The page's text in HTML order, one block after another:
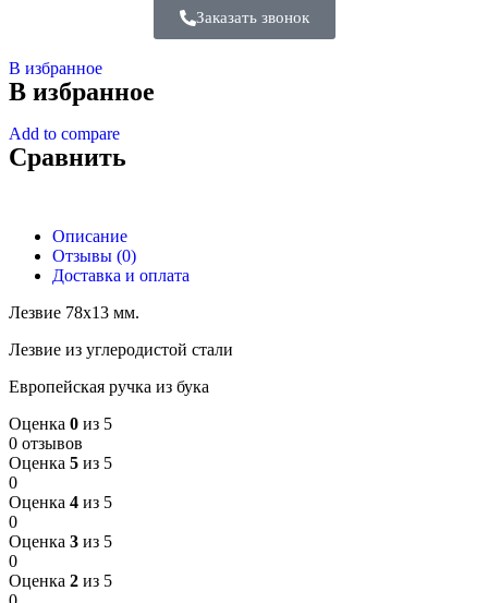
Заказать звонок
В избранное
В избранное
Add to compare
Сравнить
Описание
Отзывы (0)
Доставка и оплата
Лезвие 78х13 мм.
Лезвие из углеродистой стали
Европейская ручка из бука
Оценка 0 из 5
0 отзывов
Оценка 5 из 5
0
Оценка 4 из 5
0
Оценка 3 из 5
0
Оценка 2 из 5